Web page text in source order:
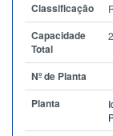
Classificação
Capacidade
Total
Nº de Planta
Planta